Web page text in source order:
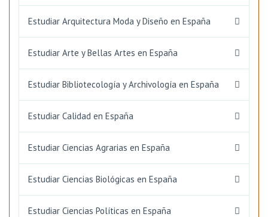
Estudiar Arquitectura Moda y Diseño en España
Estudiar Arte y Bellas Artes en España
Estudiar Bibliotecología y Archivología en España
Estudiar Calidad en España
Estudiar Ciencias Agrarias en España
Estudiar Ciencias Biológicas en España
Estudiar Ciencias Políticas en España